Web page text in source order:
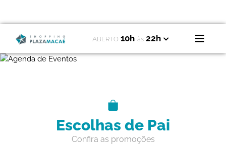
ABERTO 10h às 22h
Escolhas de Pai
Confira as promoções